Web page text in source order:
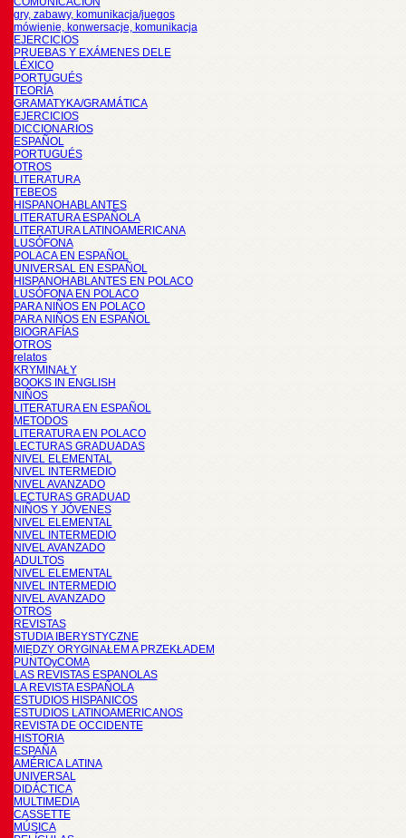
gry, zabawy, komunikacja/juegos
mówienie, konwersacje, komunikacja
EJERCICIOS
PRUEBAS Y EXÁMENES DELE
LÉXICO
PORTUGUÉS
TEORÍA
GRAMATYKA/GRAMÁTICA
EJERCICIOS
DICCIONARIOS
ESPAÑOL
PORTUGUÉS
OTROS
LITERATURA
TEBEOS
HISPANOHABLANTES
LITERATURA ESPAÑOLA
LITERATURA LATINOAMERICANA
LUSÓFONA
POLACA EN ESPAÑOL
UNIVERSAL EN ESPAÑOL
HISPANOHABLANTES EN POLACO
LUSÓFONA EN POLACO
PARA NIÑOS EN POLACO
PARA NIÑOS EN ESPAÑOL
BIOGRAFÍAS
OTROS
relatos
KRYMINAŁY
BOOKS IN ENGLISH
NIÑOS
LITERATURA EN ESPAÑOL
METODOS
LITERATURA EN POLACO
LECTURAS GRADUADAS
NIVEL ELEMENTAL
NIVEL INTERMEDIO
NIVEL AVANZADO
LECTURAS GRADUAD
NIÑOS Y JÓVENES
NIVEL ELEMENTAL
NIVEL INTERMEDIO
NIVEL AVANZADO
ADULTOS
NIVEL ELEMENTAL
NIVEL INTERMEDIO
NIVEL AVANZADO
OTROS
REVISTAS
STUDIA IBERYSTYCZNE
MIĘDZY ORYGINAŁEM A PRZEKŁADEM
PUNTOyCOMA
LAS REVISTAS ESPANOLAS
LA REVISTA ESPAÑOLA
ESTUDIOS HISPANICOS
ESTUDIOS LATINOAMERICANOS
REVISTA DE OCCIDENTE
HISTORIA
ESPAÑA
AMÉRICA LATINA
UNIVERSAL
DIDÁCTICA
MULTIMEDIA
CASSETTE
MÚSICA